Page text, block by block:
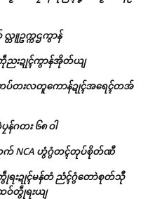
တူဥက္ကဌကွာန်
ညးဍုၚ်ကွာန်အိုတ်ယျ
တးလတူကောန်ဍုၚ်အရေၚ်တအ်
ဂတး ၆၈ ဝါ
NCA ဟွံဂွံတၚ်တုပ်စိုတ်ဏီ
းဍုၚ်မန်တံ ညံၚ်ဂွံတောဲစုတ်သီု
ဝ်တွဵုရးယျ